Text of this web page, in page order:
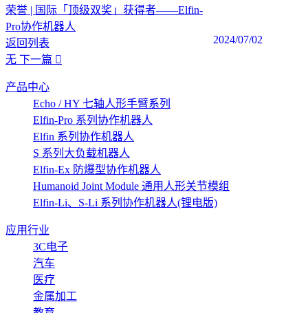
荣誉 | 国际「顶级双奖」获得者——Elfin-
Pro协作机器人
2024/07/02
返回列表
无 下一篇
产品中心
Echo / HY 七轴人形手臂系列
Elfin-Pro 系列协作机器人
Elfin 系列协作机器人
S 系列大负载机器人
Elfin-Ex 防爆型协作机器人
Humanoid Joint Module 通用人形关节模组
Elfin-Li、S-Li 系列协作机器人(锂电版)
应用行业
3C电子
汽车
医疗
金属加工